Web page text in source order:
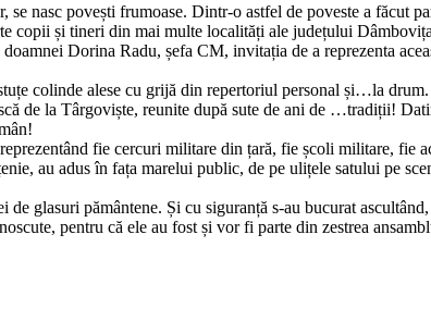
se nasc povești frumoase. Dintr-o astfel de poveste a
copii și tineri din mai multe localități ale județului
Dorina Radu, șefa CM, invitația de a reprezenta
colinde alese cu grijă din repertoriul personal și…la
de la Târgoviște, reunite după sute de ani de …tradiții!
fie cercuri militare din țară, fie școli militare, fie
au adus în fața marelui public, de pe ulițele satului pe
glasuri pământene. Și cu siguranță s-au bucurat
pentru că ele au fost și vor fi parte din zestrea